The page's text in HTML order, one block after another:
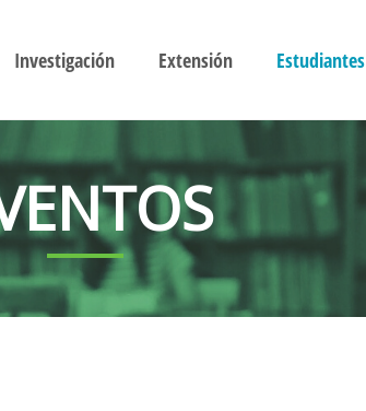
Investigación Extensión Estudiantes